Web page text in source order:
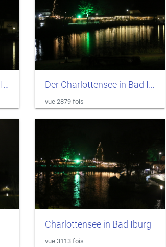
Der Charlottensee in Bad Iburg Der Charlottensee in Bad Iburg
vue 2879 fois
Charlottensee in Bad Iburg
vue 3113 fois